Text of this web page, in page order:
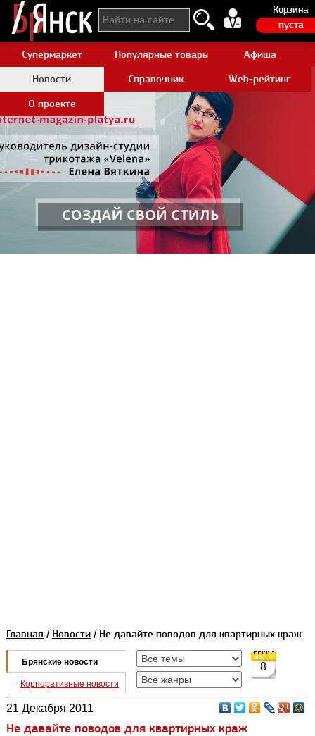
Корзина
пуста
Супермаркет Популярные товары AliexpressАфиша
Новости
Справочник
Web-рейтинг
О проекте
Главная / Новости/ Не давайте поводов для квартирных краж
Брянские новости
Корпоративные новости
8
21 Декабря 2011
Не давайте поводов для квартирных краж